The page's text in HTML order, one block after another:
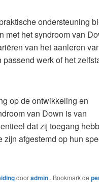
ondersteuning
met het syndroom van
van het aanleren
werk of het
op de ontwikkeling en
van Down is van
dat zij toegang
afgestemd op hun
dooradmin . Bookmark de